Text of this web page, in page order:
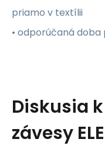
priamo v textílii
• odporúčaná
Diskusia
závesy